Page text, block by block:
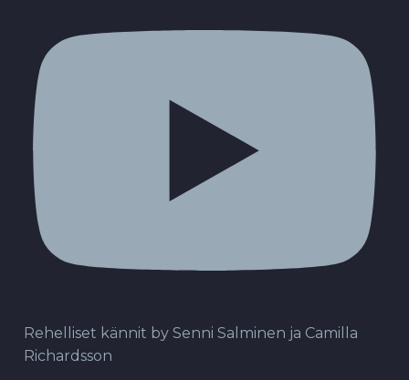
Rehelliset kännit by Senni Salminen ja Camilla
Richardsson